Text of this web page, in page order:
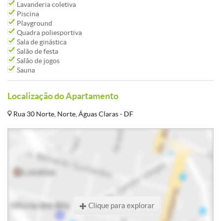
Lavanderia coletiva
Piscina
Playground
Quadra poliesportiva
Sala de ginástica
Salão de festa
Salão de jogos
Sauna
Localização do Apartamento
Rua 30 Norte, Norte, Águas Claras - DF
Clique para explorar